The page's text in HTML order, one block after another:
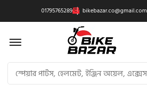
01795765289 bikebazar.co@gmail.com
Offcanvas Menu Open